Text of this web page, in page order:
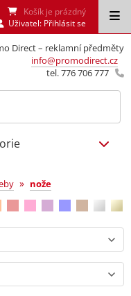
Direct – reklamní předměty
info@promodirect.cz
tel. 776 706 777
Košík je prázdný
Uživatel: Přihlásit se
» nože